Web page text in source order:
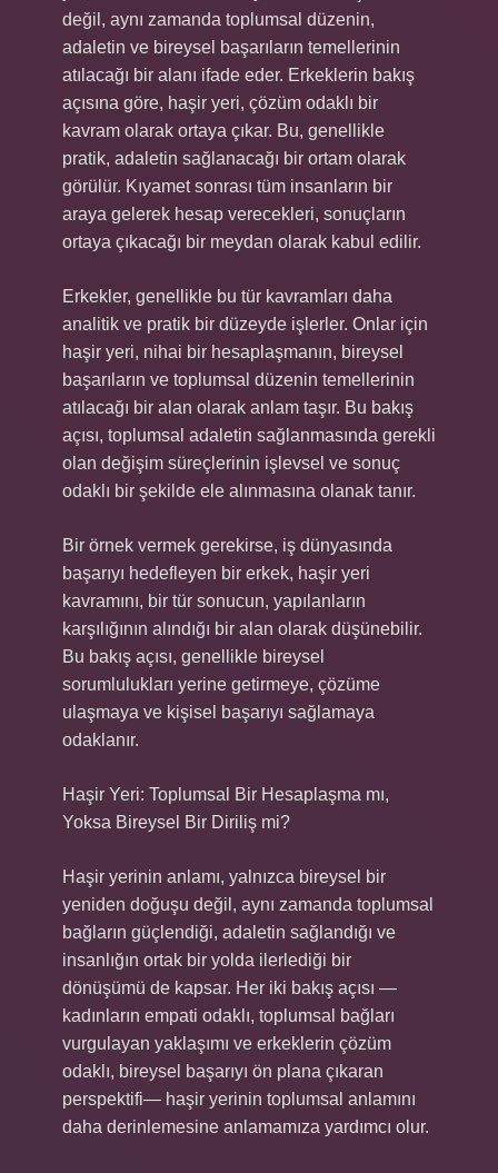
değil, aynı zamanda toplumsal düzenin,
adaletin ve bireysel başarıların temellerinin
atılacağı bir alanı ifade eder. Erkeklerin bakış
açısına göre, haşir yeri, çözüm odaklı bir
kavram olarak ortaya çıkar. Bu, genellikle
pratik, adaletin sağlanacağı bir ortam olarak
görülür. Kıyamet sonrası tüm insanların bir
araya gelerek hesap verecekleri, sonuçların
ortaya çıkacağı bir meydan olarak kabul edilir.
Erkekler, genellikle bu tür kavramları daha
analitik ve pratik bir düzeyde işlerler. Onlar için
haşir yeri, nihai bir hesaplaşmanın, bireysel
başarıların ve toplumsal düzenin temellerinin
atılacağı bir alan olarak anlam taşır. Bu bakış
açısı, toplumsal adaletin sağlanmasında gerekli
olan değişim süreçlerinin işlevsel ve sonuç
odaklı bir şekilde ele alınmasına olanak tanır.
Bir örnek vermek gerekirse, iş dünyasında
başarıyı hedefleyen bir erkek, haşir yeri
kavramını, bir tür sonucun, yapılanların
karşılığının alındığı bir alan olarak düşünebilir.
Bu bakış açısı, genellikle bireysel
sorumlulukları yerine getirmeye, çözüme
ulaşmaya ve kişisel başarıyı sağlamaya
odaklanır.
Haşir Yeri: Toplumsal Bir Hesaplaşma mı,
Yoksa Bireysel Bir Diriliş mi?
Haşir yerinin anlamı, yalnızca bireysel bir
yeniden doğuşu değil, aynı zamanda toplumsal
bağların güçlendiği, adaletin sağlandığı ve
insanlığın ortak bir yolda ilerlediği bir
dönüşümü de kapsar. Her iki bakış açısı —
kadınların empati odaklı, toplumsal bağları
vurgulayan yaklaşımı ve erkeklerin çözüm
odaklı, bireysel başarıyı ön plana çıkaran
perspektifi— haşir yerinin toplumsal anlamını
daha derinlemesine anlamamıza yardımcı olur.